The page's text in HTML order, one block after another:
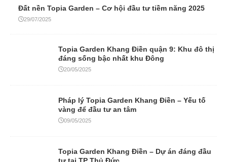
Đất nền Topia Garden – Cơ hội đầu tư tiềm năng 2025
29/07/2025
Topia Garden Khang Điền quận 9: Khu đô thị
đáng sống bậc nhất khu Đông
20/05/2025
Pháp lý Topia Garden Khang Điền – Yếu tố
vàng để đầu tư an tâm
09/05/2025
Topia Garden Khang Điền – Dự án đáng đầu
tư tại TP Thủ Đức